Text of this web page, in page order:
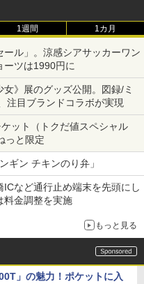
1週間 1カ月
ル」。涼感シアサッカーワン
ーツは1990円に
》展のグッズ公開。図録/ミ
注目ブランドコラボが実現
ット（トクだ値スペシャル
っと限定
ギン チキンのり弁」
など通行止め端末を先頭にし
料金調整を実施
もっと見る
」の魅力！ポケットに入